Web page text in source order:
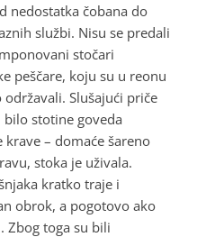
nedostatka čobana do
službi. Nisu se predali
stočari
peščare, koju su u reonu
Slušajući priče
stotine goveda
– domaće šareno
stoka je uživala.
kratko traje i
obrok, a pogotovo ako
Zbog toga su bili